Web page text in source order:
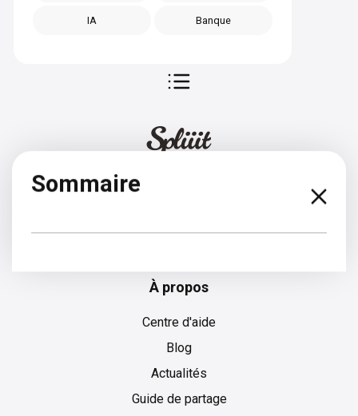
IA Banque
Sommaire
À propos
Centre d'aide
Blog
Actualités
Guide de partage